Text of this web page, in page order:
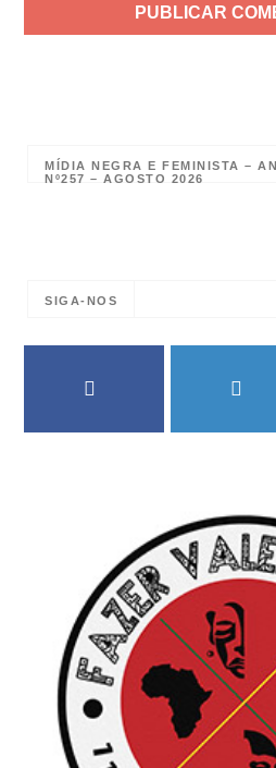
MÍDIA NEGRA E FEMINISTA –
Nº257 – AGOSTO 2026
SIGA-NOS